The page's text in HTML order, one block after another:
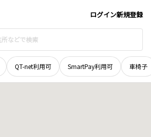
ログイン新規登録
QT-net利用可 SmartPay利用可 車椅子